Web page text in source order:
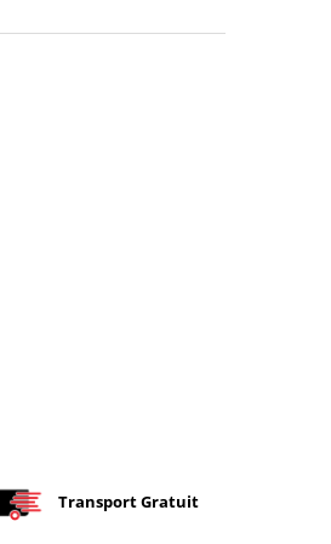
Transport Gratuit